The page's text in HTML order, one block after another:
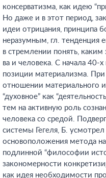
консерватизма, как идею
Но даже и в этот период,
идеи отрицания, принципа
неразумным, гл. тенденция
в стремлении понять,
ва и человека. С начала 40-
позиции материализма.
отношении материального
“духовное” как
тем на активную роль
человека со средой.
системы Гегеля, Б.
основоположения метода
подлинной “философии
закономерности
как идея необходимости